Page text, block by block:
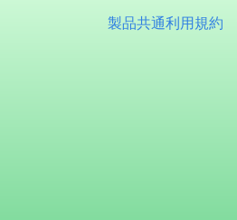
製品共通利用規約